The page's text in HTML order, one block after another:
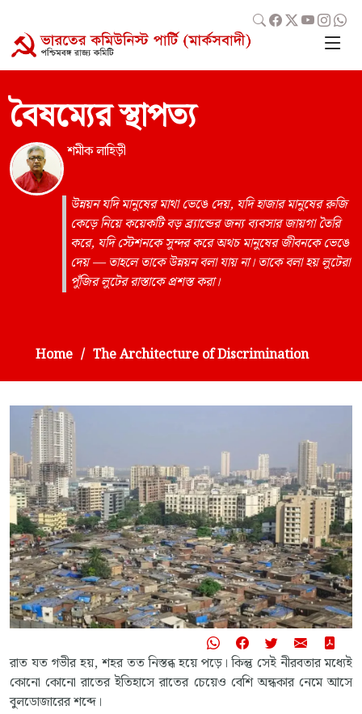
বৈষম্যের স্থাপত্য
শমীক লাহিড়ী
উন্নয়ন যদি মানুষের মাথা ভেঙে দেয়, যদি হাজার মানুষের রুজি
কেড়ে নিয়ে কয়েকটি বড় ব্র্যান্ডের জন্য ব্যবসার জায়গা তৈরি
করে, যদি স্টেশনকে সুন্দর করে অথচ মানুষের জীবনকে ভেঙে
দেয় — তাহলে তাকে উন্নয়ন বলা যায় না। তাকে বলা হয় লুটেরা
পুঁজির লুটের রাস্তাকে প্রশস্ত করা।
Home The Architecture of Discrimination
রাত যত গভীর হয়, শহর তত নিস্তব্ধ হয়ে পড়ে। কিন্তু সেই নীরবতার মধ্যেই
কোনো কোনো রাতের ইতিহাসে রাতের চেয়েও বেশি অন্ধকার নেমে আসে
বুলডোজারের শব্দে।